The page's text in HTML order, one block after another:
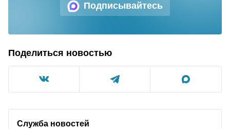
Подписывайтесь
Поделиться новостью
Служба новостей